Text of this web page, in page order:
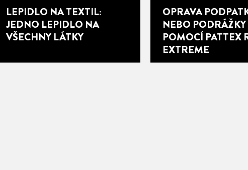
LEPIDLO NA TEXTIL:
JEDNO LEPIDLO NA
VŠECHNY LÁTKY
OPRAVA
NEBO
POMOCÍ PATTEX
EXTREME